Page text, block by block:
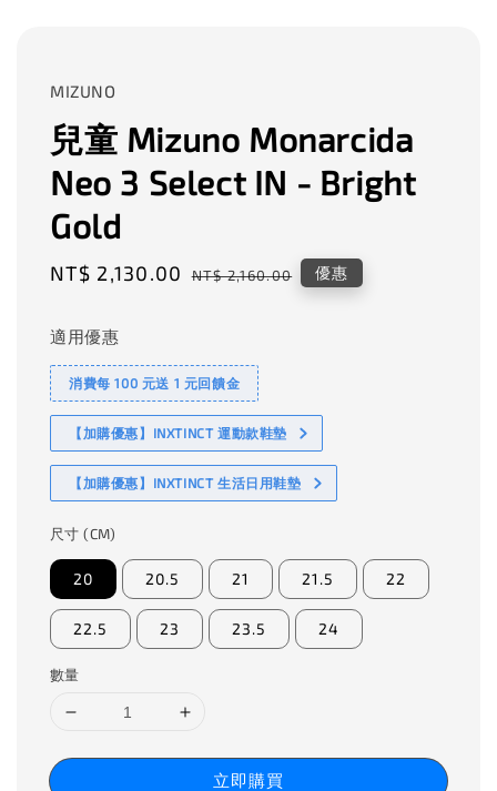
MIZUNO
兒童 Mizuno Monarcida
Neo 3 Select IN - Bright
Gold
Sale
NT$ 2,130.00 Regular
NT$ 2,160.00 優惠
適用優惠
消費每 100 元送 1 元回饋金
【加購優惠】INXTINCT 運動款鞋墊
【加購優惠】INXTINCT 生活日用鞋墊
尺寸 (CM)
20 20.5 21 21.5 22
22.5 23 23.5 24
數量
立即購買